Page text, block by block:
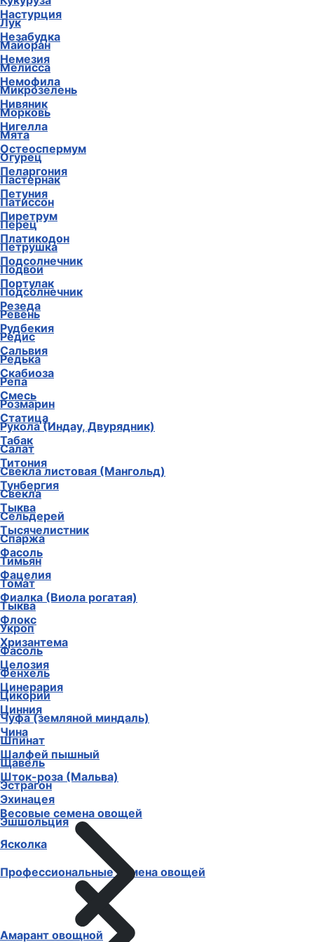
Настурция
Незабудка
Немезия
Немофила
Нивяник
Нигелла
Остеоспермум
Пеларгония
Петуния
Пиретрум
Платикодон
Подсолнечник
Портулак
Резеда
Рудбекия
Сальвия
Скабиоза
Смесь
Статица
Табак
Титония
Тунбергия
Тыква
Тысячелистник
Фасоль
Фацелия
Фиалка (Виола рогатая)
Флокс
Хризантема
Целозия
Цинерария
Цинния
Чина
Шалфей пышный
Шток-роза (Мальва)
Эхинацея
Эшшольция
Ясколка
Профессиональные семена овощей
Лук
Майоран
Мелисса
Микрозелень
Морковь
Мята
Огурец
Пастернак
Патиссон
Перец
Петрушка
Подвои
Подсолнечник
Ревень
Редис
Редька
Репа
Розмарин
Рукола (Индау, Двурядник)
Салат
Свекла листовая (Мангольд)
Свекла
Сельдерей
Спаржа
Тимьян
Томат
Тыква
Укроп
Фасоль
Фенхель
Цикорий
Чуфа (земляной миндаль)
Шпинат
Щавель
Эстрагон
Весовые семена овощей
Амарант овощной